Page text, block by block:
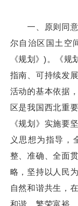
一、原则同意
尔自治区国土空
《规划》)。《规
指南、可持续发
活动的基本依据
区是我国西北重
《规划》实施要
义思想为指导，
整、准确、全面
略，坚持以人民
自然和谐共生，
和谐、繁荣富裕